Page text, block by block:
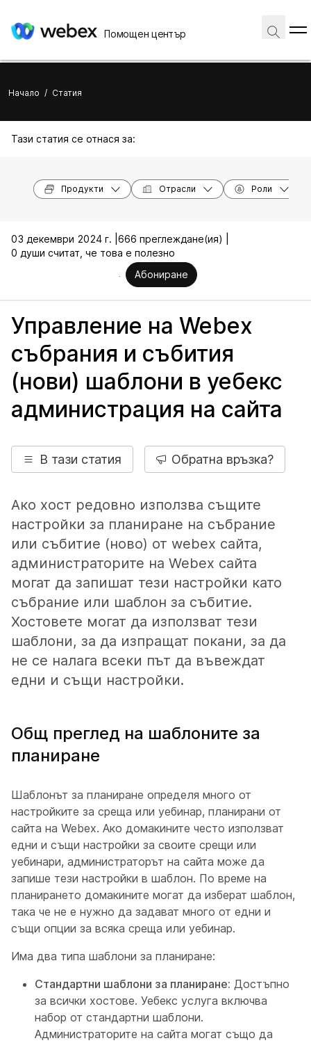
Помощен център
Начало / Статия
Тази статия се отнася за:
Продукти Отрасли Роли
03 декември 2024 г. | 666 преглеждане(ия) |
0 души считат, че това е полезно
Абониране
Управление на Webex
събрания и събития
(нови) шаблони в уебекс
администрация на сайта
В тази статия Обратна връзка?
Ако хост редовно използва същите
настройки за планиране на събрание
или събитие (ново) от webex сайта,
администраторите на Webex сайта
могат да запишат тези настройки като
събрание или шаблон за събитие.
Хостовете могат да използват тези
шаблони, за да изпращат покани, за да
не се налага всеки път да въвеждат
едни и същи настройки.
Общ преглед на шаблоните за
планиране
Шаблонът за планиране определя много от
настройките за среща или уебинар, планирани от
сайта на Webex. Ако домакините често използват
едни и същи настройки за своите срещи или
уебинари, администраторът на сайта може да
запише тези настройки в шаблон. По време на
планирането домакините могат да изберат шаблон,
така че не е нужно да задават много от едни и
същи опции за всяка среща или уебинар.
Има два типа шаблони за планиране:
Стандартни шаблони за планиране: Достъпно
за всички хостове. Уебекс услуга включва
набор от стандартни шаблони.
Администраторите на сайта могат също да